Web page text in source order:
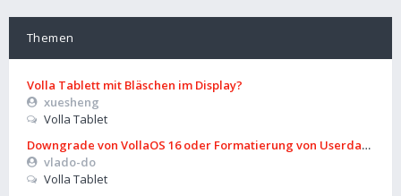
Themen
Volla Tablett mit Bläschen im Display?
xuesheng
Volla Tablet
Downgrade von VollaOS 16 oder Formatierung von Userdata
vlado-do
Volla Tablet